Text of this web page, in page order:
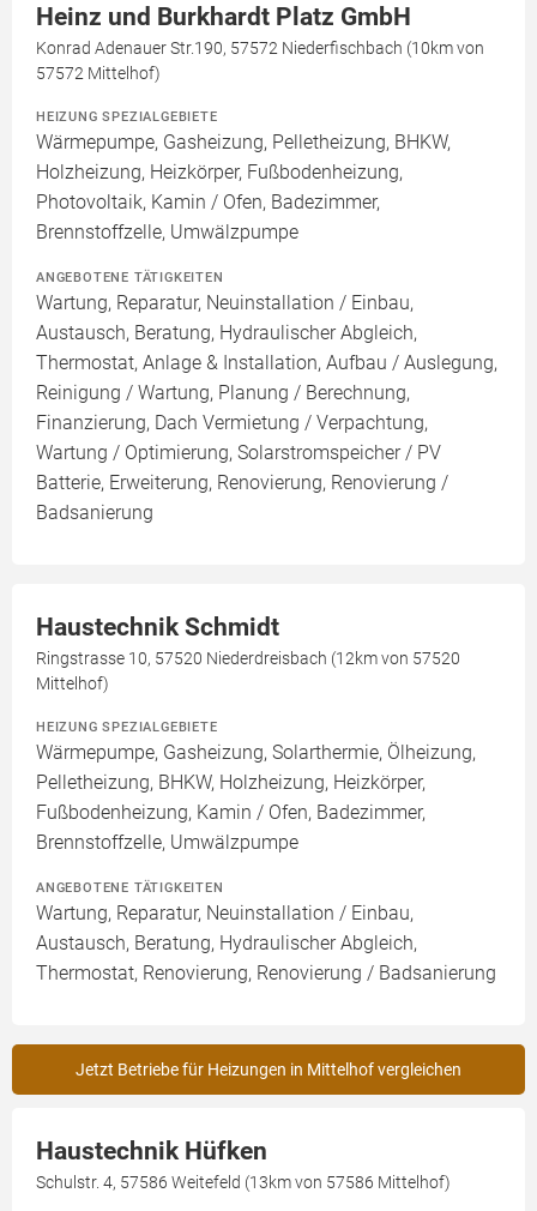
Heinz und Burkhardt Platz GmbH
Konrad Adenauer Str.190, 57572 Niederfischbach (10km von
57572 Mittelhof)
HEIZUNG SPEZIALGEBIETE
Wärmepumpe, Gasheizung, Pelletheizung, BHKW,
Holzheizung, Heizkörper, Fußbodenheizung,
Photovoltaik, Kamin / Ofen, Badezimmer,
Brennstoffzelle, Umwälzpumpe
ANGEBOTENE TÄTIGKEITEN
Wartung, Reparatur, Neuinstallation / Einbau,
Austausch, Beratung, Hydraulischer Abgleich,
Thermostat, Anlage & Installation, Aufbau / Auslegung,
Reinigung / Wartung, Planung / Berechnung,
Finanzierung, Dach Vermietung / Verpachtung,
Wartung / Optimierung, Solarstromspeicher / PV
Batterie, Erweiterung, Renovierung, Renovierung /
Badsanierung
Haustechnik Schmidt
Ringstrasse 10, 57520 Niederdreisbach (12km von 57520
Mittelhof)
HEIZUNG SPEZIALGEBIETE
Wärmepumpe, Gasheizung, Solarthermie, Ölheizung,
Pelletheizung, BHKW, Holzheizung, Heizkörper,
Fußbodenheizung, Kamin / Ofen, Badezimmer,
Brennstoffzelle, Umwälzpumpe
ANGEBOTENE TÄTIGKEITEN
Wartung, Reparatur, Neuinstallation / Einbau,
Austausch, Beratung, Hydraulischer Abgleich,
Thermostat, Renovierung, Renovierung / Badsanierung
Jetzt Betriebe für Heizungen in Mittelhof vergleichen
Haustechnik Hüfken
Schulstr. 4, 57586 Weitefeld (13km von 57586 Mittelhof)